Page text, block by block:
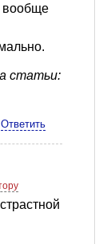
вообще
статьи:
Ответить